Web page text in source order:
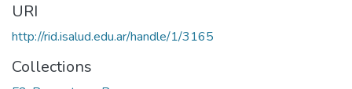
URI
http://rid.isalud.edu.ar/handle/1/3165
Collections